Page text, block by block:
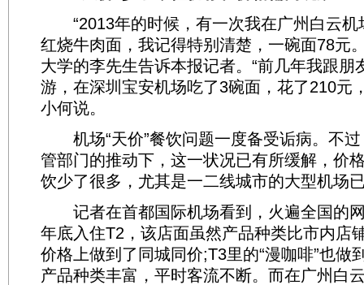
“2013年的时候，有一次我在广州白云机
红烧牛肉面，我记得特别清楚，一碗面78元
大学的李先生告诉本报记者。“前几年我跟朋
游，在深圳宝安机场吃了3碗面，花了210元
小何说。
机场“天价”餐饮问题一度备受诟病。不过
管部门的推动下，这一状况已有所缓解，价
饮少了很多，尤其是一二线城市的大型机场
记者在首都国际机场看到，火遍全国的网
年底入住T2，该店面虽然产品种类比市内店
价格上做到了同城同价;T3里的“漫咖啡”也做
产品种类丰富，平时客流不断。而在广州白